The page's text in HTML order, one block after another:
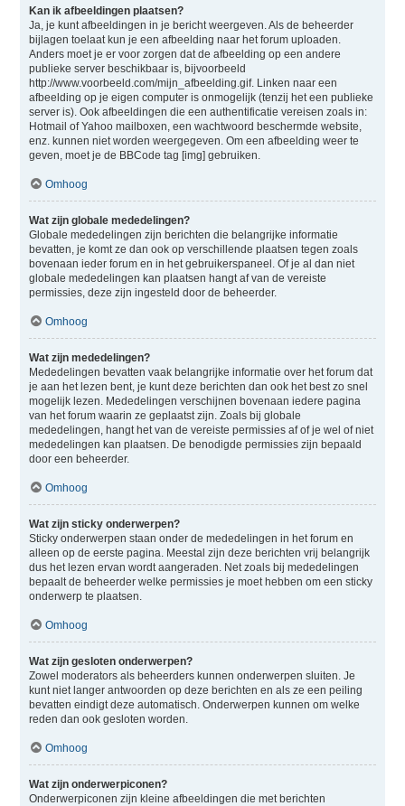
Kan ik afbeeldingen plaatsen?
Ja, je kunt afbeeldingen in je bericht weergeven. Als de beheerder
bijlagen toelaat kun je een afbeelding naar het forum uploaden.
Anders moet je er voor zorgen dat de afbeelding op een andere
publieke server beschikbaar is, bijvoorbeeld
http://www.voorbeeld.com/mijn_afbeelding.gif. Linken naar een
afbeelding op je eigen computer is onmogelijk (tenzij het een publieke
server is). Ook afbeeldingen die een authentificatie vereisen zoals in:
Hotmail of Yahoo mailboxen, een wachtwoord beschermde website,
enz. kunnen niet worden weergegeven. Om een afbeelding weer te
geven, moet je de BBCode tag [img] gebruiken.
Omhoog
Wat zijn globale mededelingen?
Globale mededelingen zijn berichten die belangrijke informatie
bevatten, je komt ze dan ook op verschillende plaatsen tegen zoals
bovenaan ieder forum en in het gebruikerspaneel. Of je al dan niet
globale mededelingen kan plaatsen hangt af van de vereiste
permissies, deze zijn ingesteld door de beheerder.
Omhoog
Wat zijn mededelingen?
Mededelingen bevatten vaak belangrijke informatie over het forum dat
je aan het lezen bent, je kunt deze berichten dan ook het best zo snel
mogelijk lezen. Mededelingen verschijnen bovenaan iedere pagina
van het forum waarin ze geplaatst zijn. Zoals bij globale
mededelingen, hangt het van de vereiste permissies af of je wel of niet
mededelingen kan plaatsen. De benodigde permissies zijn bepaald
door een beheerder.
Omhoog
Wat zijn sticky onderwerpen?
Sticky onderwerpen staan onder de mededelingen in het forum en
alleen op de eerste pagina. Meestal zijn deze berichten vrij belangrijk
dus het lezen ervan wordt aangeraden. Net zoals bij mededelingen
bepaalt de beheerder welke permissies je moet hebben om een sticky
onderwerp te plaatsen.
Omhoog
Wat zijn gesloten onderwerpen?
Zowel moderators als beheerders kunnen onderwerpen sluiten. Je
kunt niet langer antwoorden op deze berichten en als ze een peiling
bevatten eindigt deze automatisch. Onderwerpen kunnen om welke
reden dan ook gesloten worden.
Omhoog
Wat zijn onderwerpiconen?
Onderwerpiconen zijn kleine afbeeldingen die met berichten